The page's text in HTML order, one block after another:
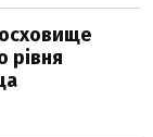
рівня